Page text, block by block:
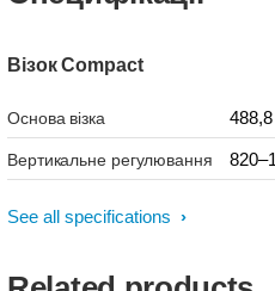
Візок Compact
Основа візка
Вертикальне регулювання
See all specifications